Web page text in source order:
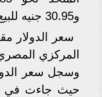
و30.95 جنيه للبيع.
سعر الدولار
المركزي
وسجل سعر
حيث جاءت في